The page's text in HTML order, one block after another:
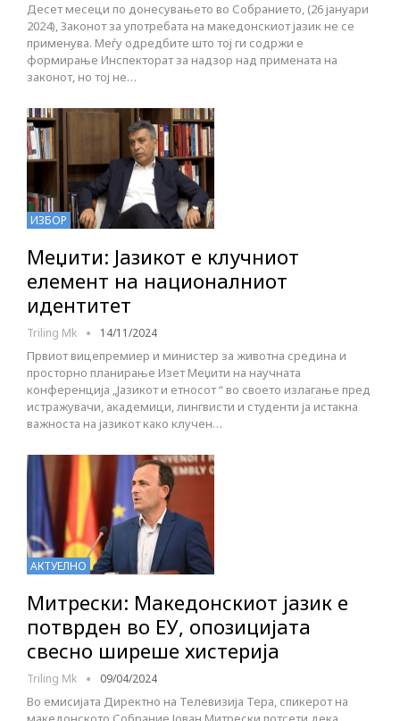
Десет месеци по донесувањето во Собранието, (26 јануари
2024), Законот за употребата на македонскиот јазик не се
применува. Меѓу одредбите што тој ги содржи е
формирање Инспекторат за надзор над примената на
законот, но тој не…
ИЗБОР
Меџити: Јазикот е клучниот
елемент на националниот
идентитет
Triling Mk 14/11/2024
Првиот вицепремиер и министер за животна средина и
просторно планирање Изет Меџити на научната
конференција „Јазикот и етносот “ во своето излагање пред
истражувачи, академици, лингвисти и студенти ја истакна
важноста на јазикот како клучен…
АКТУЕЛНО
Митрески: Македонскиот јазик е
потврден во ЕУ, опозицијата
свесно ширеше хистерија
Triling Mk 09/04/2024
Во емисијата Директно на Телевизија Тера, спикерот на